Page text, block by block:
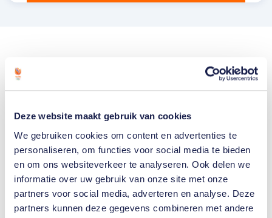
Deze website maakt gebruik van cookies
We gebruiken cookies om content en advertenties te
personaliseren, om functies voor social media te bieden
en om ons websiteverkeer te analyseren. Ook delen we
informatie over uw gebruik van onze site met onze
partners voor social media, adverteren en analyse. Deze
partners kunnen deze gegevens combineren met andere
Welke Nederlanders hebben er
ooit meegedaan aan de
Olympische Spelen?